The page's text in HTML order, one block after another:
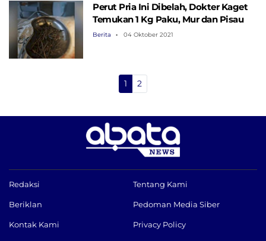
Perut Pria Ini Dibelah, Dokter Kaget
Temukan 1 Kg Paku, Mur dan Pisau
Berita 04 Oktober 2021
1 2
Redaksi Tentang Kami
Beriklan Pedoman Media Siber
Kontak Kami Privacy Policy